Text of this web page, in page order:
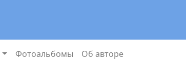
Фотоальбомы Об авторе